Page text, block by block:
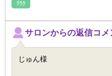
ﾘﾗｸ
サロンからの返信コメ
じゅん様